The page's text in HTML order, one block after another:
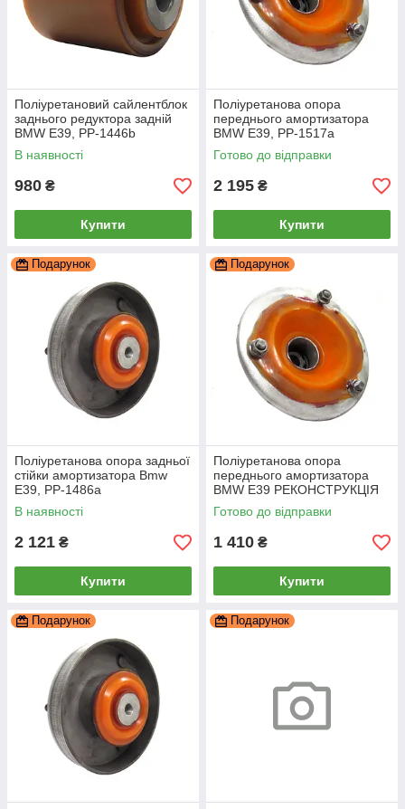
Поліуретановий сайлентблок
заднього редуктора задній
BMW E39, PP-1446b
В наявності
980 ₴
Купити
Поліуретанова опора
переднього амортизатора
BMW E39, PP-1517a
Готово до відправки
2 195 ₴
Купити
Подарунок
Поліуретанова опора задньої
стійки амортизатора Bmw
E39, PP-1486a
В наявності
2 121 ₴
Купити
Подарунок
Поліуретанова опора
переднього амортизатора
BMW E39 РЕКОНСТРУКЦІЯ
ВАШОЇ, PP-1517b
Готово до відправки
1 410 ₴
Купити
Подарунок Подарунок